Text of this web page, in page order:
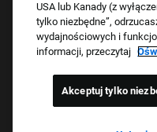
Często
USA lub Kanady (z
tylko niezbędne”,
wydajnościowych i
informacji, przeczytaj
Akceptuj tylko